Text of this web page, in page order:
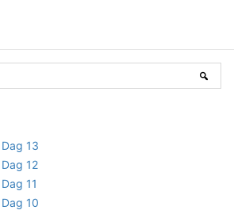
–
13
12
11
10